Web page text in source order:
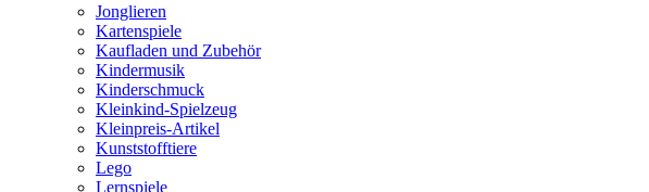
Jonglieren
Kartenspiele
Kaufladen und Zubehör
Kindermusik
Kinderschmuck
Kleinkind-Spielzeug
Kleinpreis-Artikel
Kunststofftiere
Lego
Lernspiele